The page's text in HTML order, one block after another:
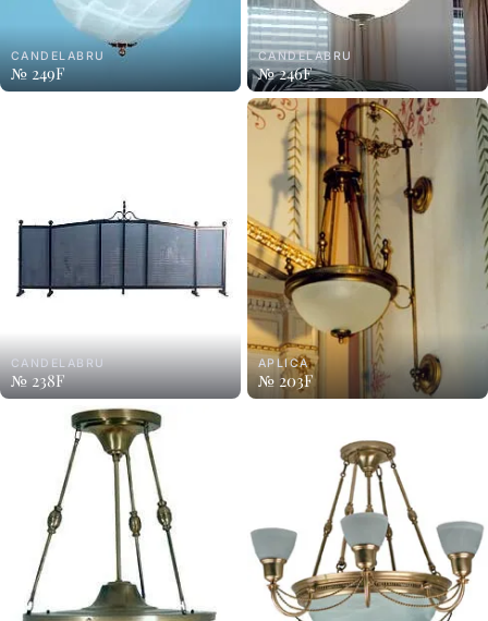
CANDELABRU
№ 249F
CANDELABRU
№ 246F
CANDELABRU
№ 238F
APLICA
№ 203F